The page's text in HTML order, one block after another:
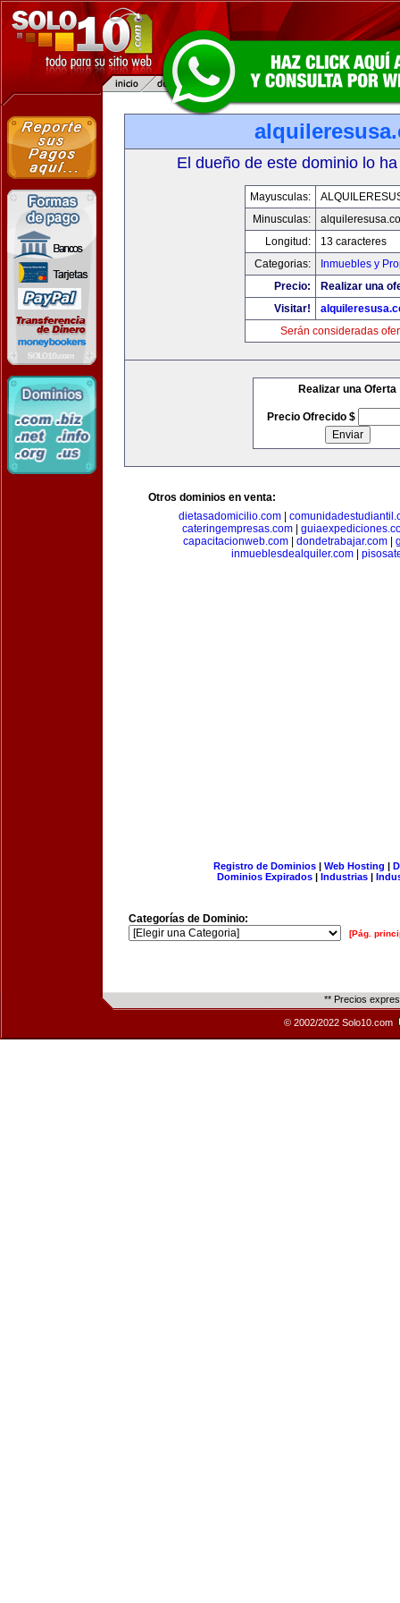
El dueño de este dominio lo
Mayusculas:
Minusculas:
Longitud:
13 caracteres
Categorias:
Inmuebles y
Precio:
Realizar una
Visitar!
Serán consideradas
Realizar una Oferta
Precio Ofrecido $
Otros dominios en venta:
dietasadomicilio.com
cateringempresas.com|
capacitacionweb.com
dondetrabajar.com
inmueblesdealquiler.com
Registro de Dominios| Web Hosting |
Dominios Expirados | Industrias |
Categorías de Dominio:
[Pág.
** Precios
© 2002/2022 Solo10.com